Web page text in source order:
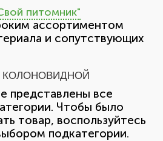
питомник"
ассортиментом
и сопутствующих
представлены все
Чтобы было
товар, воспользуйтесь
подкатегории.